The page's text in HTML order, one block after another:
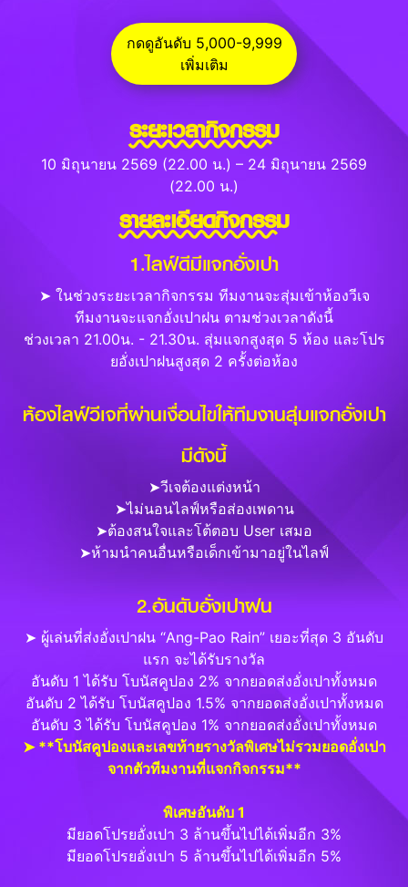
กดดูอันดับ 5,000-9,999
เพิ่มเติม
ระยะเวลากิจกรรม
10 มิถุนายน 2569 (22.00 น.) – 24 มิถุนายน 2569
(22.00 น.)
รายละเอียดกิจกรรม
1.ไลฟ์ดีมีแจกอั่งเปา
➤ ในช่วงระยะเวลากิจกรรม ทีมงานจะสุ่มเข้าห้องวีเจ
ทีมงานจะแจกอั่งเปาฝน ตามช่วงเวลาดังนี้
ช่วงเวลา 21.00น. - 21.30น. สุ่มแจกสูงสุด 5 ห้อง และโปร
ยอั่งเปาฝนสูงสุด 2 ครั้งต่อห้อง
ห้องไลฟ์วีเจที่ผ่านเงื่อนไขให้ทีมงานสุ่มแจกอั่งเปา
มีดังนี้
➤วีเจต้องแต่งหน้า
➤ไม่นอนไลฟ์หรือส่องเพดาน
➤ต้องสนใจและโต้ตอบ User เสมอ
➤ห้ามนำคนอื่นหรือเด็กเข้ามาอยู่ในไลฟ์
2.อันดับอั่งเปาฝน
➤ ผู้เล่นที่ส่งอั่งเปาฝน “Ang-Pao Rain” เยอะที่สุด 3 อันดับ
แรก จะได้รับรางวัล
อันดับ 1 ได้รับ โบนัสคูปอง 2% จากยอดส่งอั่งเปาทั้งหมด
อันดับ 2 ได้รับ โบนัสคูปอง 1.5% จากยอดส่งอั่งเปาทั้งหมด
อันดับ 3 ได้รับ โบนัสคูปอง 1% จากยอดส่งอั่งเปาทั้งหมด
➤ **โบนัสคูปองและเลขท้ายรางวัลพิเศษไม่รวมยอดอั่งเปา
จากตัวทีมงานที่แจกกิจกรรม**
พิเศษอันดับ 1
มียอดโปรยอั่งเปา 3 ล้านขึ้นไปได้เพิ่มอีก 3%
มียอดโปรยอั่งเปา 5 ล้านขึ้นไปได้เพิ่มอีก 5%